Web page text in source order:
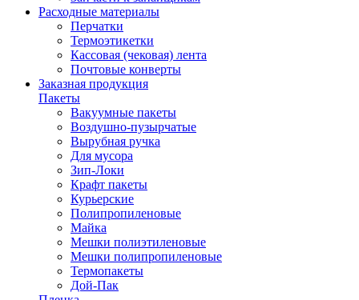
Расходные материалы
Перчатки
Термоэтикетки
Кассовая (чековая) лента
Почтовые конверты
Заказная продукция
Пакеты
Вакуумные пакеты
Воздушно-пузырчатые
Вырубная ручка
Для мусора
Зип-Локи
Крафт пакеты
Курьерские
Полипропиленовые
Майка
Мешки полиэтиленовые
Мешки полипропиленовые
Термопакеты
Дой-Пак